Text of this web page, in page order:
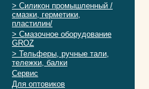
> Силикон промышленный /
смазки, герметики,
пластилин/
> Смазочное оборудование
GROZ
> Тельферы, ручные тали,
тележки, балки
Сервис
Для оптовиков